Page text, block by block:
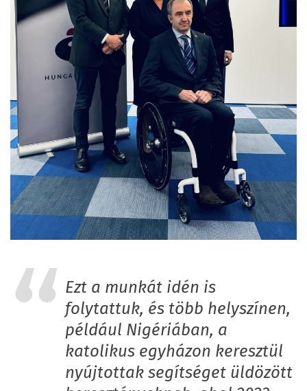
Ezt a munkát idén is
folytattuk, és több helyszínen,
például Nigériában, a
katolikus egyházon keresztül
nyújtottak segítséget üldözött